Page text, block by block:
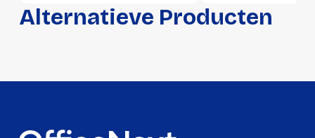
Alternatieve Producten